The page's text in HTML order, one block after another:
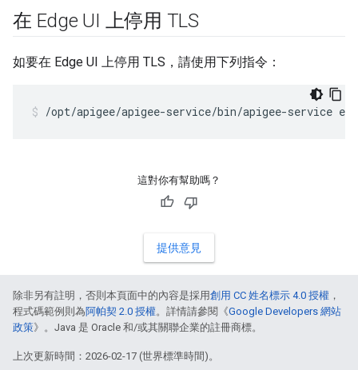
在 Edge UI 上停用 TLS
如要在 Edge UI 上停用 TLS，請使用下列指令：
/opt/apigee/apigee-service/bin/apigee-service
這對你有幫助嗎？
提供意見
除非另有註明，否則本頁面中的內容是採用創用 CC 姓名標示 4.0 授權 ，
程式碼範例則為阿帕契 2.0 授權。詳情請參閱《Google Developers 網站
政策》。Java 是 Oracle 和/或其關聯企業的註冊商標。
上次更新時間：2026-02-17 (世界標準時間)。